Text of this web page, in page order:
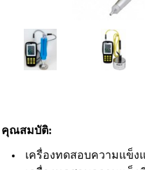
คุณสมบัติ:
เครื่องทดสอบความแข็ง